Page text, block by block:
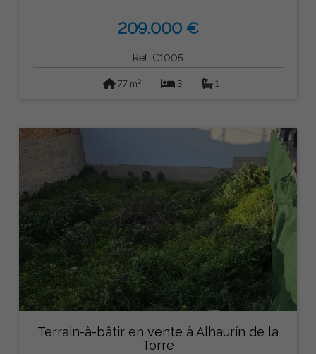
209.000 €
Ref: C1005
77 m2 3 1
Terrain-à-bâtir en vente à Alhaurín de la
Torre